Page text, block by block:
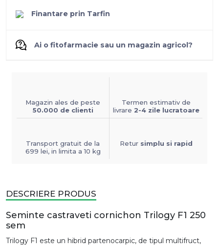
Finantare prin Tarfin
Ai o fitofarmacie sau un magazin agricol?
Magazin ales de peste
50.000 de clienti
Termen estimativ de
livrare 2-4 zile lucratoare
Transport gratuit de la
699 lei, in limita a 10 kg
Retur simplu si rapid
DESCRIERE PRODUS
Seminte castraveti cornichon Trilogy F1 250
sem
Trilogy F1 este un hibrid partenocarpic, de tipul multifruct,